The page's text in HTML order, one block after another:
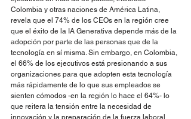
Colombia y otras naciones de América Latina,
revela que el 74% de los CEOs en la región cree
que el éxito de la IA Generativa depende más de la
adopción por parte de las personas que de la
tecnología en sí misma. Sin embargo, en Colombia,
el 66% de los ejecutivos está presionando a sus
organizaciones para que adopten esta tecnología
más rápidamente de lo que sus empleados se
sienten cómodos -en la región lo hace el 64%- lo
que reitera la tensión entre la necesidad de